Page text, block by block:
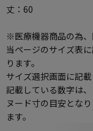
丈：60
※医療機器商品の為、
当ページのサイズ表
ります。
サイズ選択画面に記
記載している数字は、
ヌード寸の目安とな
ます。